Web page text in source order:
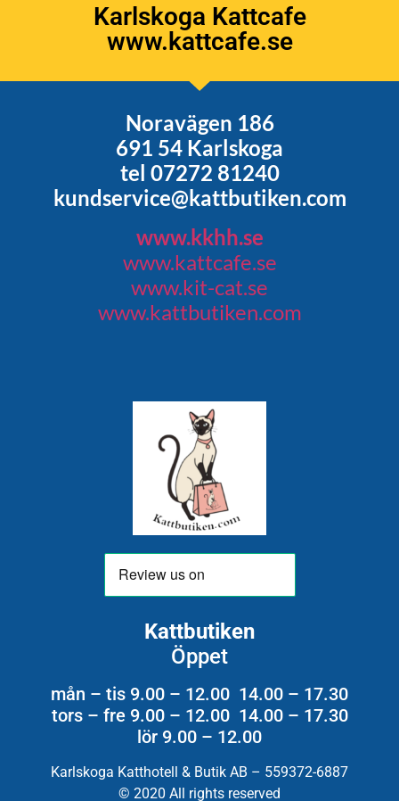
Karlskoga Kattcafe
www.kattcafe.se
Noravägen 186
691 54 Karlskoga
tel 07272 81240
kundservice@kattbutiken.com
www.kkhh.se
www.kattcafe.se
www.kit-cat.se
www.kattbutiken.com
Kattbutiken
Öppet
mån – tis 9.00 – 12.00 14.00 – 17.30
tors – fre 9.00 – 12.00 14.00 – 17.30
lör 9.00 – 12.00
Karlskoga Katthotell & Butik AB – 559372-6887
© 2020 All rights reserved